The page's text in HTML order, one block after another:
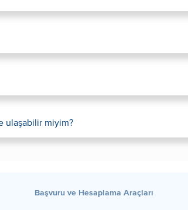
ulaşabilir miyim?
Başvuru ve Hesaplama Araçları